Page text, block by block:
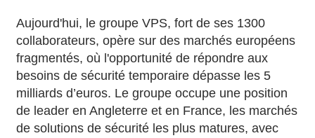
Aujourd'hui, le groupe VPS, fort de ses 1300
collaborateurs, opère sur des marchés européens
fragmentés, où l'opportunité de répondre aux
besoins de sécurité temporaire dépasse les 5
milliards d’euros. Le groupe occupe une position
de leader en Angleterre et en France, les marchés
de solutions de sécurité les plus matures, avec